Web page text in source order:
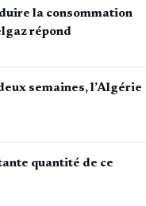
la consommation
répond
semaines, l’Algérie
quantité de ce